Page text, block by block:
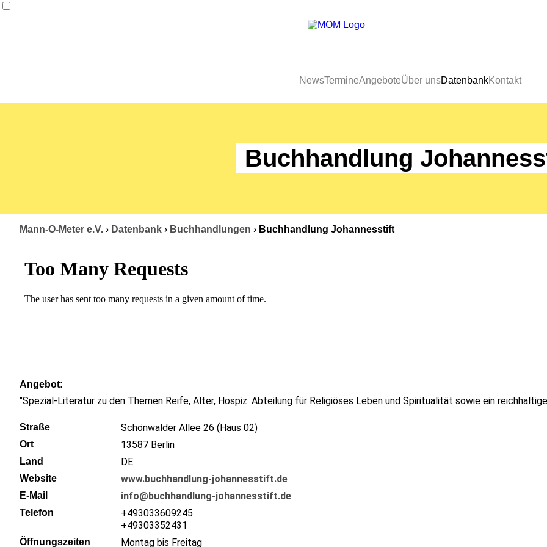
NewsTermineAngeboteÜber unsDatenbankKontakt
Buchhandlung
Mann-O-Meter e.V. › Datenbank › Buchhandlungen › Buchhandlung Johannesstift
Angebot
"Spezial-Literatur zu den Themen Reife, Alter, Hospiz. Abteilung für Religiöses Leben und Spiritualität sowie ein
Straße Schönwalder Allee 26 (Haus 02)
Ort 13587 Berlin
Land DE
Website www.buchhandlung-johannesstift.de
E-Mail info@buchhandlung-johannesstift.de
Telefon
+493033609245
+49303352431
Öffnungszeiten Montag bis Freitag